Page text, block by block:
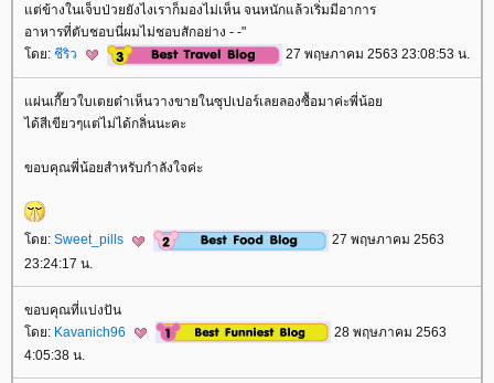
ต่ข้างในเจ็บป่วยยังไงเราก็มองไม่เห็น จนหนักแล้วเริ่มมีอาการ
อาหารที่ตับชอบนี่ผมไม่ชอบสักอย่าง - -"
ดย: ชีริว 27 พฤษภาคม 2563 23:08:53 น.
ผ่นเกี๊ยวใบเตยต๋าเห็นวางขายในซุปเปอร์เลยลองซื้อมาค่ะพี่น้อ
ได้สีเขียวๆแต่ไม่ได้กลิ่นนะคะ
ขอบคุณพี่น้อยสำหรับกำลังใจค่ะ
ดย: Sweet_pills
27 พฤษภาคม 2563
23:24:17 น.
ขอบคุณที่แบ่งปัน
ดย: Kavanich96
28 พฤษภาคม 2563
4:05:38 น.